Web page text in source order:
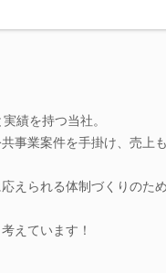
績を持つ当社。
事業案件を手掛け、売上
えられる体制づくりのた
えています！